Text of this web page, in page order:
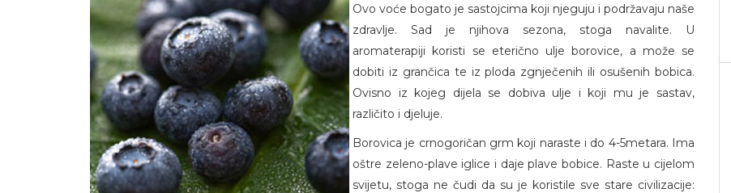
Ovo voće bogato je sastojcima koji njeguju i podržavaju naše
zdravlje. Sad je njihova sezona, stoga navalite. U
aromaterapiji koristi se eterično ulje borovice, a može se
dobiti iz grančica te iz ploda zgnječenih ili osušenih bobica.
Ovisno iz kojeg dijela se dobiva ulje i koji mu je sastav,
različito i djeluje.
Borovica je crnogoričan grm koji naraste i do 4-5metara. Ima
oštre zeleno-plave iglice i daje plave bobice. Raste u cijelom
svijetu, stoga ne čudi da su je koristile sve stare civilizacije: